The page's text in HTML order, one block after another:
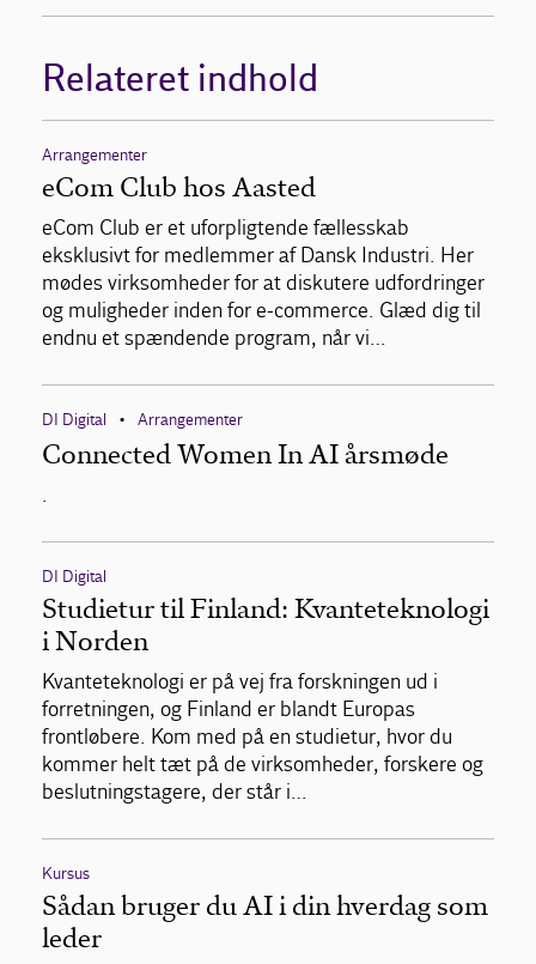
Relateret indhold
Arrangementer
eCom Club hos Aasted
eCom Club er et uforpligtende fællesskab
eksklusivt for medlemmer af Dansk Industri. Her
mødes virksomheder for at diskutere udfordringer
og muligheder inden for e-commerce. Glæd dig til
endnu et spændende program, når vi…
DI Digital • Arrangementer
Connected Women In AI årsmøde
.
DI Digital
Studietur til Finland: Kvanteteknologi
i Norden
Kvanteteknologi er på vej fra forskningen ud i
forretningen, og Finland er blandt Europas
frontløbere. Kom med på en studietur, hvor du
kommer helt tæt på de virksomheder, forskere og
beslutningstagere, der står i…
Kursus
Sådan bruger du AI i din hverdag som
leder